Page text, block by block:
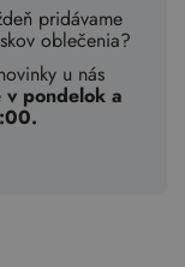
pridávame
oblečenia?
u nás
v pondelok a